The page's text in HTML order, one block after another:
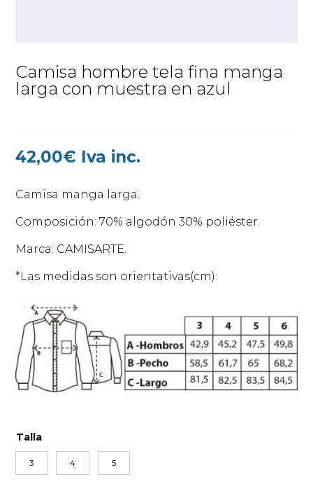
Camisa hombre tela fina manga
larga con muestra en azul
42,00€ Iva inc.
Camisa manga larga.
Composición: 70% algodón 30% poliéster.
Marca: CAMISARTE.
*Las medidas son orientativas(cm):
Talla
3 4 5